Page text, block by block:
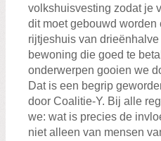
volkshuisvesting zodat je
dit moet gebouwd worden
rijtjeshuis van
bewoning die goed te
onderwerpen gooien we
Dat is een begrip
door Coalitie-Y. Bij alle
we: wat is precies de
niet alleen van mensen